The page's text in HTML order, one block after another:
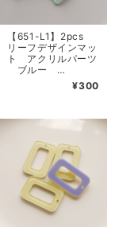
【651-L1】2pcs
リーフデザインマッ
ト アクリルパーツ
ブルー
¥300